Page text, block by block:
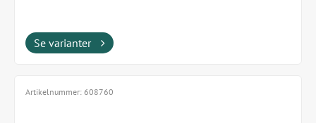
Se varianter
Artikelnummer: 608760